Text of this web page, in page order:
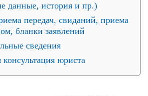
данные, история и пр.)
передач, свиданий, приема
бланки заявлений
сведения
консультация юриста